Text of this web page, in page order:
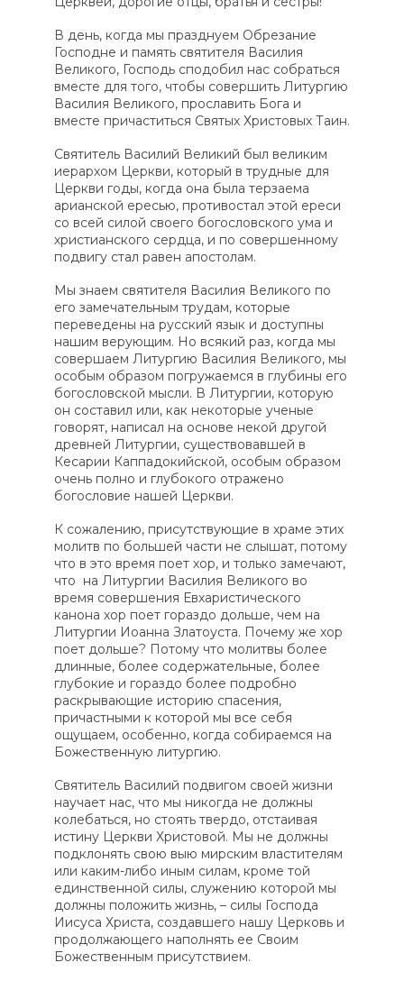
В день, когда мы празднуем Обрезание
Господне и память святителя Василия
Великого, Господь сподобил нас собраться
вместе для того, чтобы совершить Литургию
Василия Великого, прославить Бога и
вместе причаститься Святых Христовых Таин.
Святитель Василий Великий был великим
иерархом Церкви, который в трудные для
Церкви годы, когда она была терзаема
арианской ересью, противостал этой ереси
со всей силой своего богословского ума и
христианского сердца, и по совершенному
подвигу стал равен апостолам.
Мы знаем святителя Василия Великого по
его замечательным трудам, которые
переведены на русский язык и доступны
нашим верующим. Но всякий раз, когда мы
совершаем Литургию Василия Великого, мы
особым образом погружаемся в глубины его
богословской мысли. В Литургии, которую
он составил или, как некоторые ученые
говорят, написал на основе некой другой
древней Литургии, существовавшей в
Кесарии Каппадокийской, особым образом
очень полно и глубокого отражено
богословие нашей Церкви.
К сожалению, присутствующие в храме этих
молитв по большей части не слышат, потому
что в это время поет хор, и только замечают,
что на Литургии Василия Великого во
время совершения Евхаристического
канона хор поет гораздо дольше, чем на
Литургии Иоанна Златоуста. Почему же хор
поет дольше? Потому что молитвы более
длинные, более содержательные, более
глубокие и гораздо более подробно
раскрывающие историю спасения,
причастными к которой мы все себя
ощущаем, особенно, когда собираемся на
Божественную литургию.
Святитель Василий подвигом своей жизни
научает нас, что мы никогда не должны
колебаться, но стоять твердо, отстаивая
истину Церкви Христовой. Мы не должны
подклонять свою выю мирским властителям
или каким-либо иным силам, кроме той
единственной силы, служению которой мы
должны положить жизнь, – силы Господа
Иисуса Христа, создавшего нашу Церковь и
продолжающего наполнять ее Своим
Божественным присутствием.